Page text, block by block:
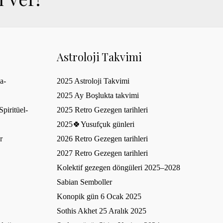
Astroloji Takvimi
2025 Astroloji Takvimi
2025 Ay Boşlukta takvimi
2025 Retro Gezegen tarihleri
2025🍀Yusufçuk günleri
2026 Retro Gezegen tarihleri
2027 Retro Gezegen tarihleri
Kolektif gezegen döngüleri 2025–2028
Sabian Semboller
Konopik gün 6 Ocak 2025
Sothis Akhet 25 Aralık 2025